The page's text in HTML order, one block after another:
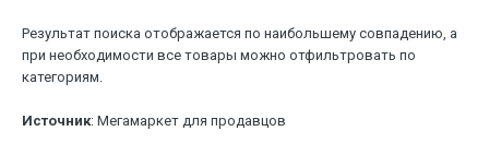
Результат поиска отображается по наибольшему совпадению, а
при необходимости все товары можно отфильтровать по
категориям.
Источник: Мегамаркет для продавцов